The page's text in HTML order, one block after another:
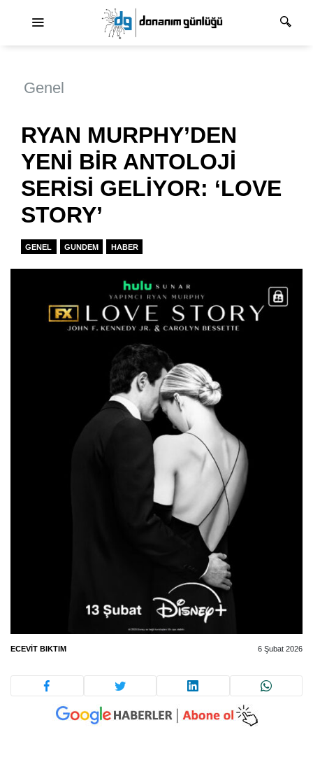
Genel
RYAN MURPHY’DEN
YENİ BİR ANTOLOJİ
SERİSİ GELİYOR: ‘LOVE
STORY’
GENEL GUNDEM HABER
ECEVIT BIKTIM 6 Şubat 2026